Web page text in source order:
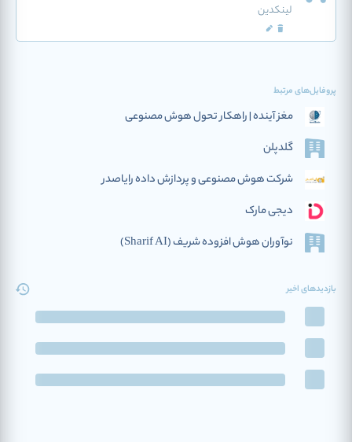
لینکدین
پروفایل‌های مرتبط
مغز آینده | راهکار تحول هوش مصنوعی
گلدپلن
شرکت هوش مصنوعی و پردازش داده رایاصدر
دیجی مارک
نوآوران هوش افزوده‌ شریف (Sharif AI)
بازدیدهای اخیر